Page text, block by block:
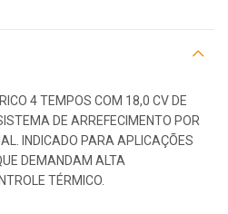
4 TEMPOS COM 18,0 CV DE
DE ARREFECIMENTO POR
INDICADO PARA APLICAÇÕES
DEMANDAM ALTA
TÉRMICO.